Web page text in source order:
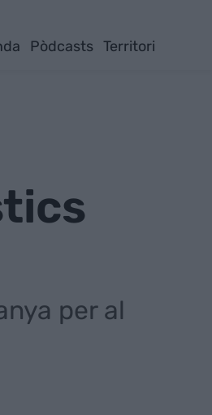
Pòdcasts Territori
per al